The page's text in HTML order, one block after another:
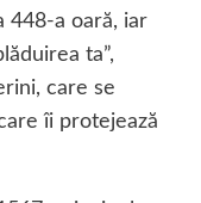
448-a oară, iar
ta”,
care se
îi protejează